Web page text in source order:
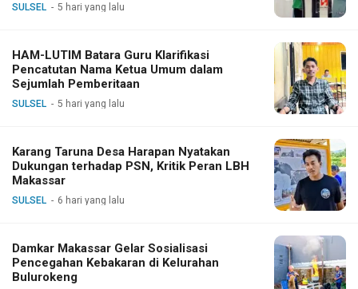
SULSEL 5 hari yang lalu
HAM-LUTIM Batara Guru Klarifikasi
Pencatutan Nama Ketua Umum dalam
Sejumlah Pemberitaan
SULSEL 5 hari yang lalu
Karang Taruna Desa Harapan Nyatakan
Dukungan terhadap PSN, Kritik Peran LBH
Makassar
SULSEL 6 hari yang lalu
Damkar Makassar Gelar Sosialisasi
Pencegahan Kebakaran di Kelurahan
Bulurokeng